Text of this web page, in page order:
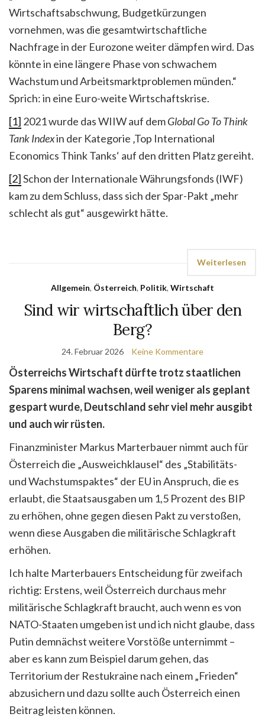
Wirtschaftsabschwung, Budgetkürzungen
vornehmen, was die gesamtwirtschaftliche
Nachfrage in der Eurozone weiter dämpfen wird. Das
könnte in eine längere Phase von schwachem
Wachstum und Arbeitsmarktproblemen münden.“
Sprich: in eine Euro-weite Wirtschaftskrise.
[1] 2021 wurde das WIIW auf demGlobal Go To Think
Tank Indexin der Kategorie ‚Top International
Economics Think Tanks‘ auf den dritten Platz gereiht.
[2]Schon der Internationale Währungsfonds (IWF)
kam zu dem Schluss, dass sich der Spar-Pakt „mehr
schlecht als gut“ ausgewirkt hätte.
Weiterlesen
Allgemein, Österreich, Politik, Wirtschaft
Sind wir wirtschaftlich über den
Berg?
24. Februar 2026 Keine Kommentare
Österreichs Wirtschaft dürfte trotz staatlichen
Sparens minimal wachsen, weil weniger als geplant
gespart wurde, Deutschland sehr viel mehr ausgibt
und auch wir rüsten.
Finanzminister Markus Marterbauer nimmt auch für
Österreich die „Ausweichklausel“ des „Stabilitäts-
und Wachstumspaktes“ der EU in Anspruch, die es
erlaubt, die Staatsausgaben um 1,5 Prozent des BIP
zu erhöhen, ohne gegen diesen Pakt zu verstoßen,
wenn diese Ausgaben die militärische Schlagkraft
erhöhen.
Ich halte Marterbauers Entscheidung für zweifach
richtig: Erstens, weil Österreich durchaus mehr
militärische Schlagkraft braucht, auch wenn es von
NATO-Staaten umgeben ist und ich nicht glaube, dass
Putin demnächst weitere Vorstöße unternimmt –
aber es kann zum Beispiel darum gehen, das
Territorium der Restukraine nach einem „Frieden“
abzusichern und dazu sollte auch Österreich einen
Beitrag leisten können.